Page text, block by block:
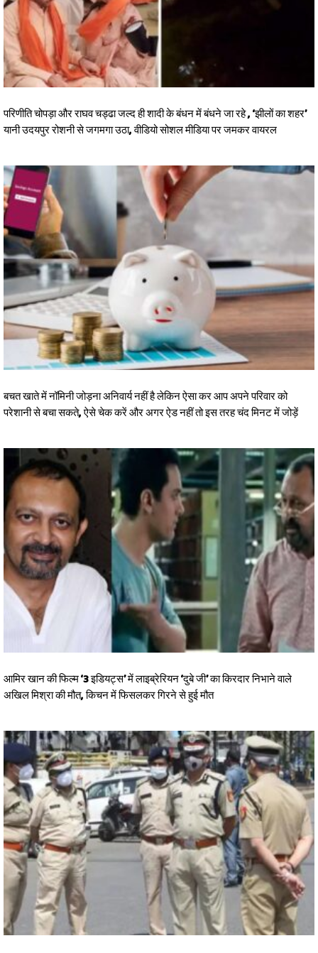
परिणीति चोपड़ा और राघव चड्ढा जल्द ही शादी के बंधन में बंधने जा रहे , ‘झीलों का शहर’
यानी उदयपुर रोशनी से जगमगा उठा, वीडियो सोशल मीडिया पर जमकर वायरल
बचत खाते में नॉमिनी जोड़ना अनिवार्य नहीं है लेकिन ऐसा कर आप अपने परिवार को
परेशानी से बचा सकते, ऐसे चेक करें और अगर ऐड नहीं तो इस तरह चंद मिनट में जोड़ें
आमिर खान की फिल्म ‘3 इडियट्स’ में लाइब्रेरियन ‘दुबे जी’ का किरदार निभाने वाले
अखिल मिश्रा की मौत, किचन में फिसलकर गिरने से हुई मौत